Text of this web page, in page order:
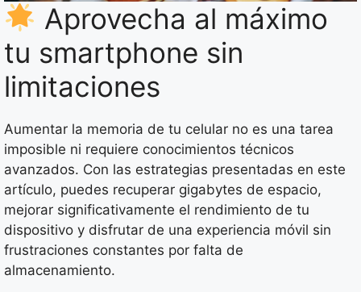
Aprovecha al máximo
tu smartphone sin
limitaciones
Aumentar la memoria de tu celular no es una tarea
imposible ni requiere conocimientos técnicos
avanzados. Con las estrategias presentadas en este
artículo, puedes recuperar gigabytes de espacio,
mejorar significativamente el rendimiento de tu
dispositivo y disfrutar de una experiencia móvil sin
frustraciones constantes por falta de
almacenamiento.